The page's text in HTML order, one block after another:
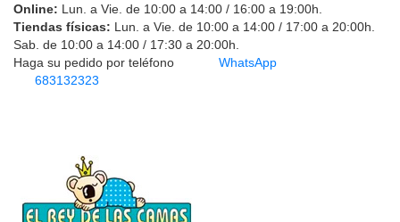
Online: Lun. a Vie. de 10:00 a 14:00 / 16:00 a 19:00h.
Tiendas físicas: Lun. a Vie. de 10:00 a 14:00 / 17:00 a 20:00h.
Sab. de 10:00 a 14:00 / 17:30 a 20:00h.
Haga su pedido por teléfono
683132323
WhatsApp